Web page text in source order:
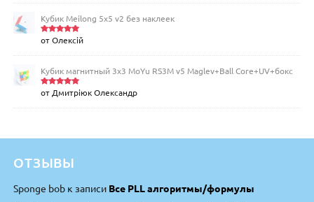
Кубик Meilong 5x5 v2 без наклеек
Оценка5
от Олексій
Кубик магнитный 3х3 MoYu RS3M v5 Maglev+Ball Core+UV+бокс
Оценка5
от Дмитріюк Олександр
ОТЗЫВЫ
Sponge bob к записи Все PLL алгоритмы/формулы